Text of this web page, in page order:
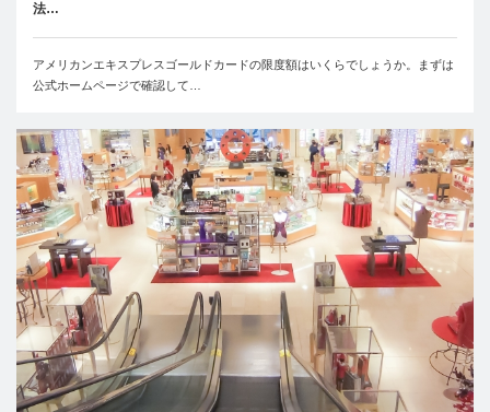
法…
アメリカンエキスプレスゴールドカードの限度額はいくらでしょうか。まずは
公式ホームページで確認して…